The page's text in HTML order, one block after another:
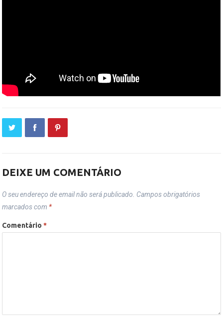
DEIXE UM COMENTÁRIO
O seu endereço de email não será publicado. Campos obrigatórios
marcados com *
Comentário*